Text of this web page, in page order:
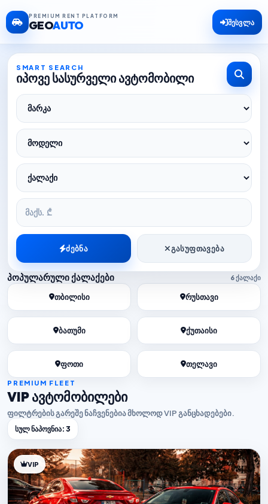
PREMIUM RENT PLATFORM
GEOAUTO შესვლა
SMART SEARCH
იპოვე სასურველი ავტომობილი
ᲫᲔᲑᲜᲐ ᲒᲐᲡᲣᲤᲗᲐᲕᲔᲑᲐ
პოპულარული ქალაქები 6 ქალაქი
თბილისი რუსთავი
ბათუმი ქუთაისი
ფოთი თელავი
PREMIUM FLEET
VIP ავტომობილები
ფილტრების გარეშე ნაჩვენებია მხოლოდ VIP განცხადებები.
სულ ნაპოვნია: 3
VIP